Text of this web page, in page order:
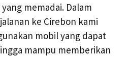
memadai. Dalam
ke Cirebon kami
mobil yang dapat
mampu memberikan